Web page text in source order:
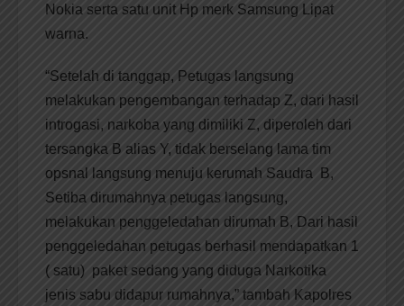
Nokia serta satu unit Hp merk Samsung Lipat
warna.
“Setelah di tanggap, Petugas langsung
melakukan pengembangan terhadap Z, dari hasil
introgasi, narkoba yang dimiliki Z, diperoleh dari
tersangka B alias Y, tidak berselang lama tim
opsnal langsung menuju kerumah Saudra B,
Setiba dirumahnya petugas langsung,
melakukan penggeledahan dirumah B, Dari hasil
penggeledahan petugas berhasil mendapatkan 1
( satu) paket sedang yang diduga Narkotika
jenis sabu didapur rumahnya,” tambah Kapolres